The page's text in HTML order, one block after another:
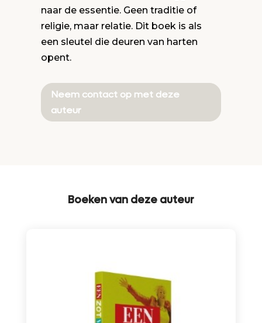
naar de essentie. Geen traditie of
religie, maar relatie. Dit boek is als
een sleutel die deuren van harten
opent.
Neem contact op met deze
auteur
Boeken van deze auteur